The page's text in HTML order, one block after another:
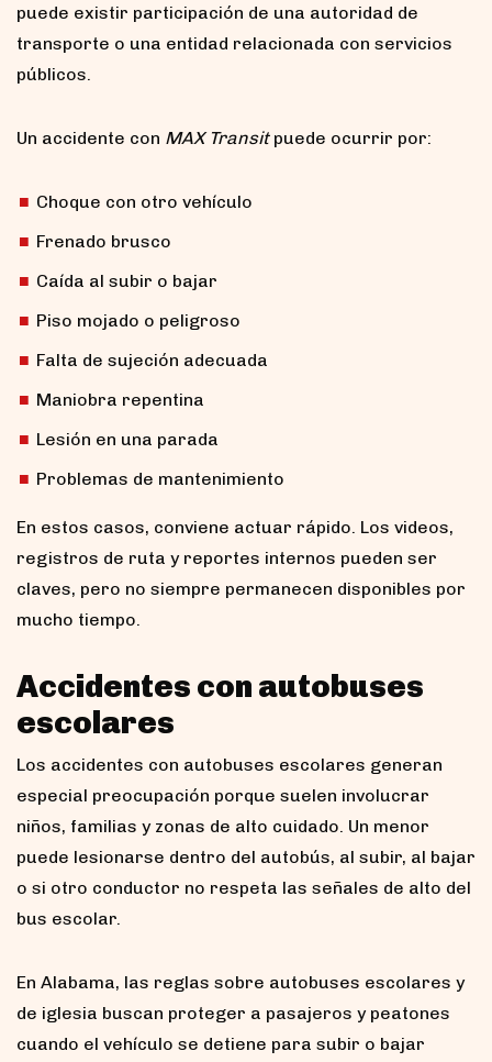
puede existir participación de una autoridad de
transporte o una entidad relacionada con servicios
públicos.
Un accidente con MAX Transitpuede ocurrir por:
Choque con otro vehículo
Frenado brusco
Caída al subir o bajar
Piso mojado o peligroso
Falta de sujeción adecuada
Maniobra repentina
Lesión en una parada
Problemas de mantenimiento
En estos casos, conviene actuar rápido. Los videos,
registros de ruta y reportes internos pueden ser
claves, pero no siempre permanecen disponibles por
mucho tiempo.
Accidentes con autobuses
escolares
Los accidentes con autobuses escolares generan
especial preocupación porque suelen involucrar
niños, familias y zonas de alto cuidado. Un menor
puede lesionarse dentro del autobús, al subir, al bajar
o si otro conductor no respeta las señales de alto del
bus escolar.
En Alabama, las reglas sobre autobuses escolares y
de iglesia buscan proteger a pasajeros y peatones
cuando el vehículo se detiene para subir o bajar